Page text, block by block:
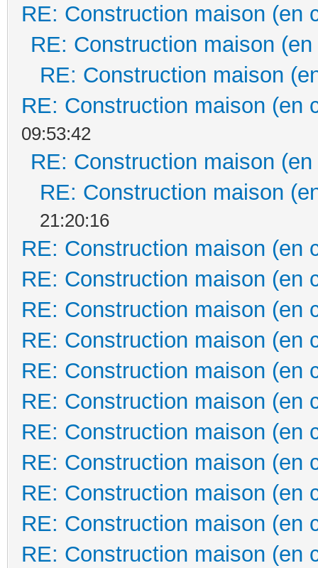
RE: Construction maison (en
RE: Construction maison
RE: Construction maison
RE: Construction maison (en
09:53:42
RE: Construction maison
RE: Construction maison
21:20:16
RE: Construction maison (en
RE: Construction maison (en
RE: Construction maison (en
RE: Construction maison (en
RE: Construction maison (en
RE: Construction maison (en
RE: Construction maison (en
RE: Construction maison (en
RE: Construction maison (en
RE: Construction maison (en
RE: Construction maison (en